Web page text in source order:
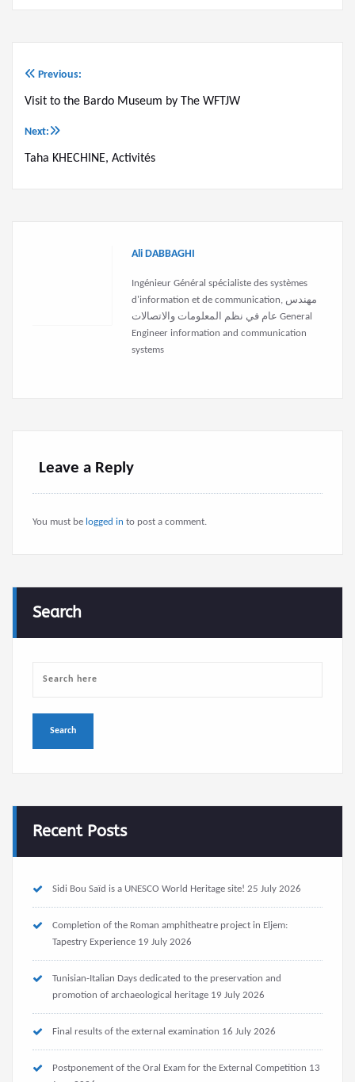
Post
Previous:
Visit to the Bardo Museum by The WFTJW
Next:
Taha KHECHINE, Activités
Ali DABBAGHI
Ingénieur Général spécialiste des systèmes
d'information et de communication, مهندس
عام في نظم المعلومات والاتصالات General
Engineer information and communication
systems
Leave a Reply
You must be logged in to post a comment.
Search
Recent Posts
Sidi Bou Saïd is a UNESCO World Heritage site! 25 July 2026
Completion of the Roman amphitheatre project in Eljem:
Tapestry Experience 19 July 2026
Tunisian-Italian Days dedicated to the preservation and
promotion of archaeological heritage 19 July 2026
Final results of the external examination 16 July 2026
Postponement of the Oral Exam for the External Competition 13